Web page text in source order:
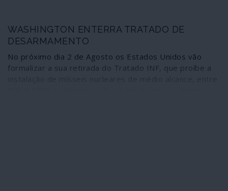
WASHINGTON ENTERRA TRATADO DE
DESARMAMENTO
No próximo dia 2 de Agosto os Estados Unidos vão
formalizar a sua retirada do Tratado INF, que proíbe a